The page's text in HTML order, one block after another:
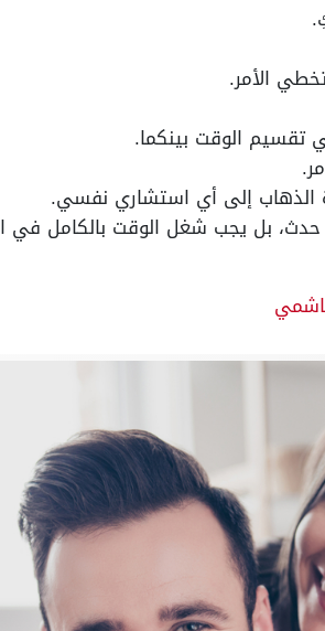
الأمر.
تقسيم الوقت بينكما.
الذهاب إلى أي استشاري نفسي.
حدث، بل يجب شغل الوقت بالكامل في